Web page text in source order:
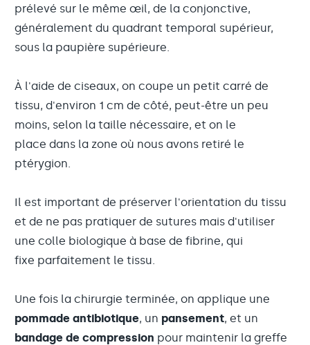
prélevé sur le même œil, de la conjonctive,
généralement du quadrant temporal supérieur,
sous la paupière supérieure.
À l'aide de ciseaux, on coupe un petit carré de
tissu, d'environ 1 cm de côté, peut-être un peu
moins, selon la taille nécessaire, et on le
place dans la zone où nous avons retiré le
ptérygion.
Il est important de préserver l'orientation du tissu
et de ne pas pratiquer de sutures mais d'utiliser
une colle biologique à base de fibrine, qui
fixe parfaitement le tissu.
Une fois la chirurgie terminée, on applique une
pommade antibiotique, un pansement, et un
bandage de compression pour maintenir la greffe